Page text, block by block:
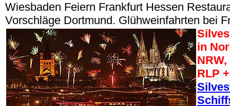
Wiesbaden Feiern Frankfurt Hessen
Vorschläge Dortmund. Glühweinfahrten bei
in
RLP